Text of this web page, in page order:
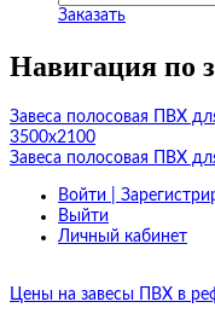
Заказать
Навигация по
Завеса полосовая ПВХ
3500х2100
Завеса полосовая ПВХ
Войти |
Выйти
Личный кабинет
Цены на завесы ПВХ в